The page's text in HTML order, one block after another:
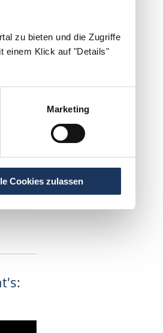
zu bieten und die Zugriffe
einem Klick auf "Details"
Marketing
Cookies zulassen
DIE